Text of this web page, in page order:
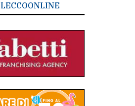
LECCOONLINE